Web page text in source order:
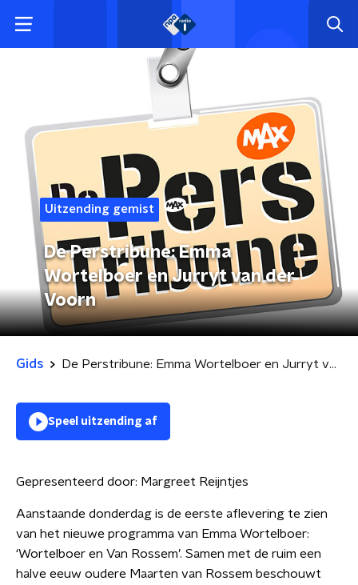
Uitzending gemist
De Perstribune: Emma
Wortelboer en Jurryt van der
Voorn
Gids De Perstribune: Emma Wortelboer en Jurryt van der Voorn
Speel uitzending af
Gepresenteerd door: Margreet Reijntjes
Aanstaande donderdag is de eerste aflevering te zien
van het nieuwe programma van Emma Wortelboer:
‘Wortelboer en Van Rossem’. Samen met de ruim een
halve eeuw oudere Maarten van Rossem beschouwt